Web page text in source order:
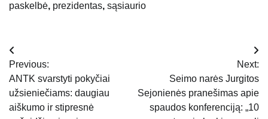
paskelbė, prezidentas, sąsiaurio
Navigacija
tarp
įrašų
Previous:
ANTK svarstyti pokyčiai
užsieniečiams: daugiau
aiškumo ir stipresnė
Next:
Seimo narės Jurgitos
Sejonienės pranešimas apie
spaudos konferenciją: „10